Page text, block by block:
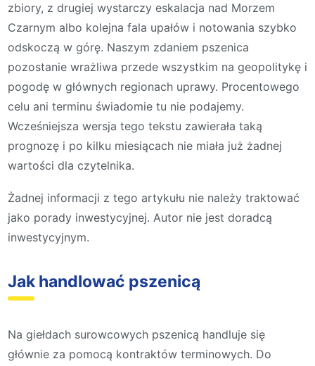
zbiory, z drugiej wystarczy eskalacja nad Morzem
Czarnym albo kolejna fala upałów i notowania szybko
odskoczą w górę. Naszym zdaniem pszenica
pozostanie wrażliwa przede wszystkim na geopolitykę i
pogodę w głównych regionach uprawy. Procentowego
celu ani terminu świadomie tu nie podajemy.
Wcześniejsza wersja tego tekstu zawierała taką
prognozę i po kilku miesiącach nie miała już żadnej
wartości dla czytelnika.
Żadnej informacji z tego artykułu nie należy traktować
jako porady inwestycyjnej. Autor nie jest doradcą
inwestycyjnym.
Jak handlować pszenicą
Na giełdach surowcowych pszenicą handluje się
głównie za pomocą kontraktów terminowych. Do